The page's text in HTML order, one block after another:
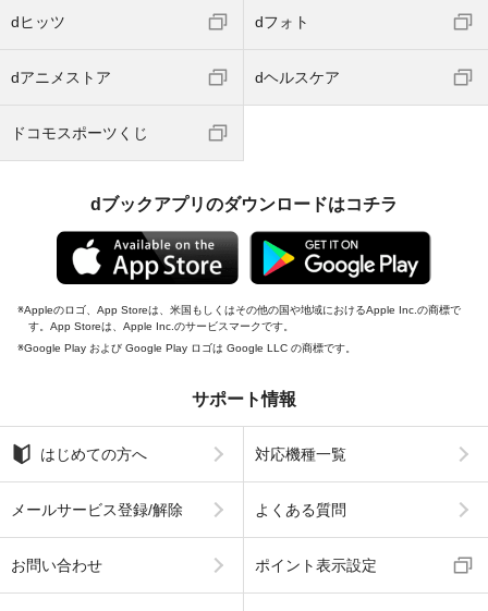
dヒッツ dフォト
dアニメストア dヘルスケア
ドコモスポーツくじ
dブックアプリのダウンロードはコチラ
Appleのロゴ、App Storeは、米国もしくはその他の国や地域におけるApple Inc.の商標で
す。App Storeは、Apple Inc.のサービスマークです。
Google Play および Google Play ロゴは Google LLC の商標です。
サポート情報
はじめての方へ 対応機種一覧
メールサービス登録/解除 よくある質問
お問い合わせ ポイント表示設定